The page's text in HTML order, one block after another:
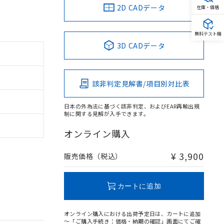
2D CADデータ
3D CADデータ
該非判定見解書/項目別対比表
日本の外為法に基づく該非判定、およびEAR再輸出規
制に関する見解が入手できます。
オンライン購入
販売価格（税込） ¥ 3,900
カートに追加
オンライン購入における出荷予定日は、カートに追加
～「ご購入手続き：価格・納期の確認」画面にてご確
在庫・価格
無料テスト機